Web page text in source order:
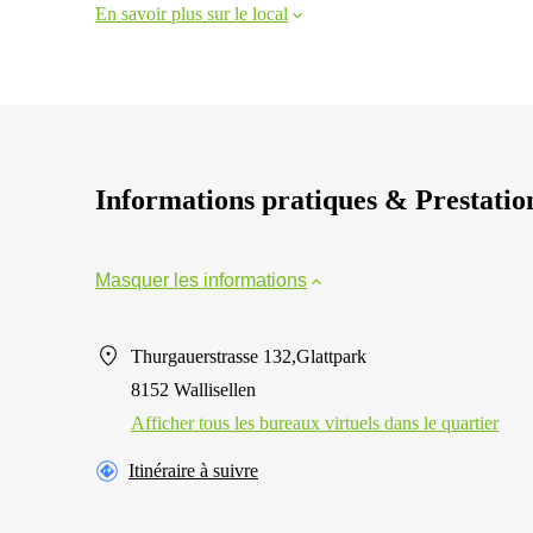
En savoir plus sur le local
Informations pratiques &
Masquer les informations
Thurgauerstrasse 132,Glattpark
8152 Wallisellen
Afficher tous les bureaux virtuels dans le quartier
Itinéraire à suivre